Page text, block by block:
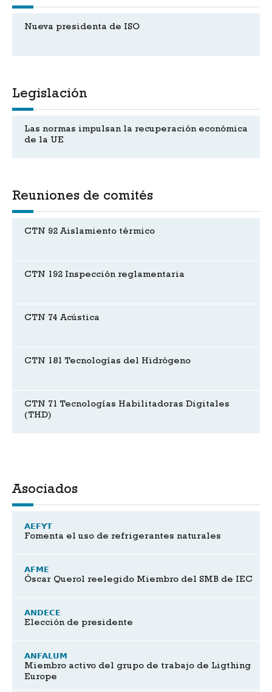
Nueva presidenta de ISO
Legislación
Las normas impulsan la recuperación económica
de la UE
Reuniones de comités
CTN 92 Aislamiento térmico
CTN 192 Inspección reglamentaria
CTN 74 Acústica
CTN 181 Tecnologías del Hidrógeno
CTN 71 Tecnologías Habilitadoras Digitales
(THD)
Asociados
AEFYT
Fomenta el uso de refrigerantes naturales
AFME
Óscar Querol reelegido Miembro del SMB de IEC
ANDECE
Elección de presidente
ANFALUM
Miembro activo del grupo de trabajo de Ligthing
Europe